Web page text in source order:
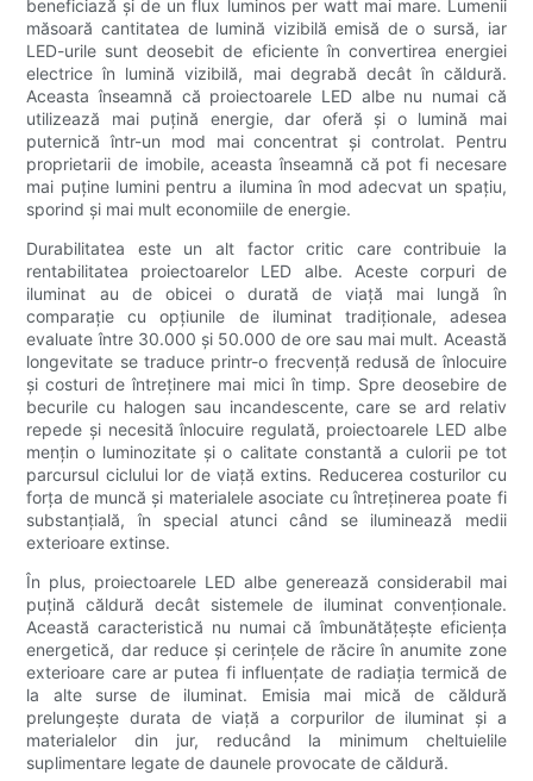
beneficiază și de un flux luminos per watt mai mare. Lumenii
măsoară cantitatea de lumină vizibilă emisă de o sursă, iar
LED-urile sunt deosebit de eficiente în convertirea energiei
electrice în lumină vizibilă, mai degrabă decât în ​​căldură.
Aceasta înseamnă că proiectoarele LED albe nu numai că
utilizează mai puțină energie, dar oferă și o lumină mai
puternică într-un mod mai concentrat și controlat. Pentru
proprietarii de imobile, aceasta înseamnă că pot fi necesare
mai puține lumini pentru a ilumina în mod adecvat un spațiu,
sporind și mai mult economiile de energie.
Durabilitatea este un alt factor critic care contribuie la
rentabilitatea proiectoarelor LED albe. Aceste corpuri de
iluminat au de obicei o durată de viață mai lungă în
comparație cu opțiunile de iluminat tradiționale, adesea
evaluate între 30.000 și 50.000 de ore sau mai mult. Această
longevitate se traduce printr-o frecvență redusă de înlocuire
și costuri de întreținere mai mici în timp. Spre deosebire de
becurile cu halogen sau incandescente, care se ard relativ
repede și necesită înlocuire regulată, proiectoarele LED albe
mențin o luminozitate și o calitate constantă a culorii pe tot
parcursul ciclului lor de viață extins. Reducerea costurilor cu
forța de muncă și materialele asociate cu întreținerea poate fi
substanțială, în special atunci când se iluminează medii
exterioare extinse.
În plus, proiectoarele LED albe generează considerabil mai
puțină căldură decât sistemele de iluminat convenționale.
Această caracteristică nu numai că îmbunătățește eficiența
energetică, dar reduce și cerințele de răcire în anumite zone
exterioare care ar putea fi influențate de radiația termică de
la alte surse de iluminat. Emisia mai mică de căldură
prelungește durata de viață a corpurilor de iluminat și a
materialelor din jur, reducând la minimum cheltuielile
suplimentare legate de daunele provocate de căldură.